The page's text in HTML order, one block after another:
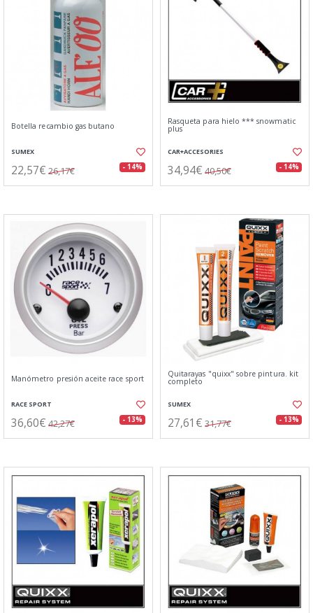
Botella recambio gas butano
SUMEX
22,57€ 26,17€ - 14%
Rasqueta para hielo *** snowmatic
plus
CAR+ACCESORIES
34,94€ 40,50€ - 14%
Manómetro presión aceite race sport
RACE SPORT
36,60€ 42,27€ - 13%
Quitarayas "quixx" sobre pintura. kit
completo
SUMEX
27,61€ 31,77€ - 13%